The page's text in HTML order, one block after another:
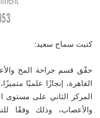
كتبت سماح سعيد:
حقّق قسم جراحة المخ
القاهرة، إنجازًا علميًا
المركز الثاني على مستوى
والأعصاب، وذلك وفقًا